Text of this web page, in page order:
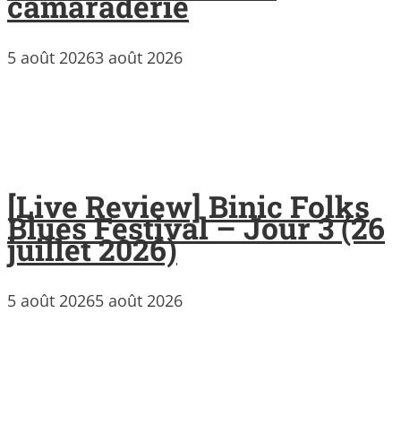
5 août 20263 août 2026
[Live Review] Binic Folks
Blues Festival – Jour 3 (26
juillet 2026)
5 août 20265 août 2026